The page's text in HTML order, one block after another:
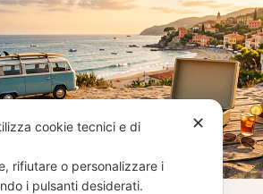
i vinili usati
✕
cookie tecnici e di
rifiutare o personalizzare i
i pulsanti desiderati.